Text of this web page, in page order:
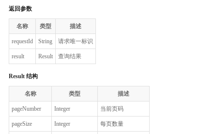
返回参数
名称 类型 描述
requestId String 请求唯一标识
result Result 查询结果
Result 结构
名称 类型 描述
pageNumber Integer 当前页码
pageSize Integer 每页数量